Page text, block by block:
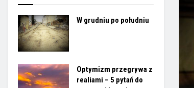
W grudniu po południu
Optymizm przegrywa z
realiami – 5 pytań do